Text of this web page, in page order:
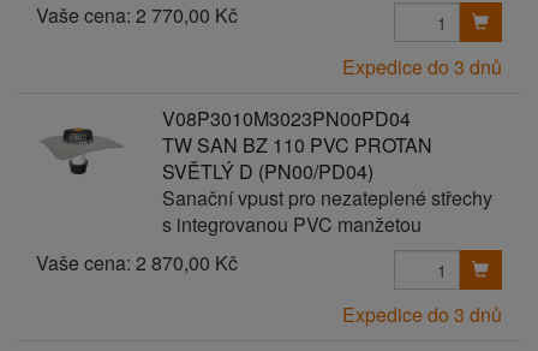
Vaše cena: 2 770,00 Kč
Expedice do 3 dnů
V08P3010M3023PN00PD04
TW SAN BZ 110 PVC PROTAN
SVĚTLÝ D (PN00/PD04)
Sanační vpust pro nezateplené střechy
s integrovanou PVC manžetou
Vaše cena: 2 870,00 Kč
Expedice do 3 dnů